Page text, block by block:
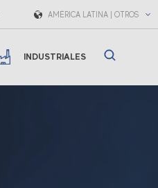
AMÉRICA LATINA | OTROS
INDUSTRIALES